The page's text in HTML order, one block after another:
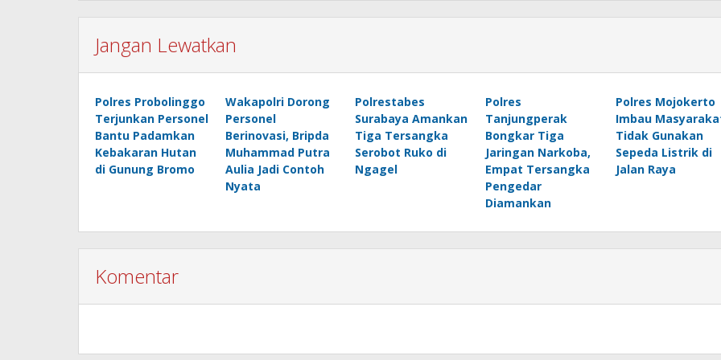
Jangan Lewatkan
Polres Probolinggo
Terjunkan Personel
Bantu Padamkan
Kebakaran Hutan
di Gunung Bromo
Wakapolri Dorong
Personel
Berinovasi, Bripda
Muhammad Putra
Aulia Jadi Contoh
Nyata
Polrestabes
Surabaya Amankan
Tiga Tersangka
Serobot Ruko di
Ngagel
Polres
Tanjungperak
Bongkar Tiga
Jaringan Narkoba,
Empat Tersangka
Pengedar
Diamankan
Polres Mojokerto
Imbau
Tidak Gunakan
Sepeda Listrik di
Jalan Raya
Komentar